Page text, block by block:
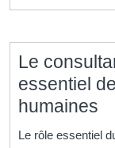
Le
essentiel
humaines
Le rôle essentiel